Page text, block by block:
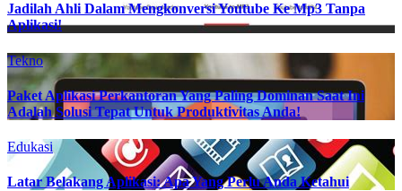
Jadilah Ahli Dalam Mengkonversi Youtube Ke Mp3 Tanpa
Aplikasi!
Tekno
Paket Aplikasi Perkantoran Yang Paling Dominan Saat Ini
Adalah Solusi Tepat Untuk Produktivitas Anda!
Edukasi
Latar Belakang Aplikasi: Apa Yang Perlu Anda Ketahui